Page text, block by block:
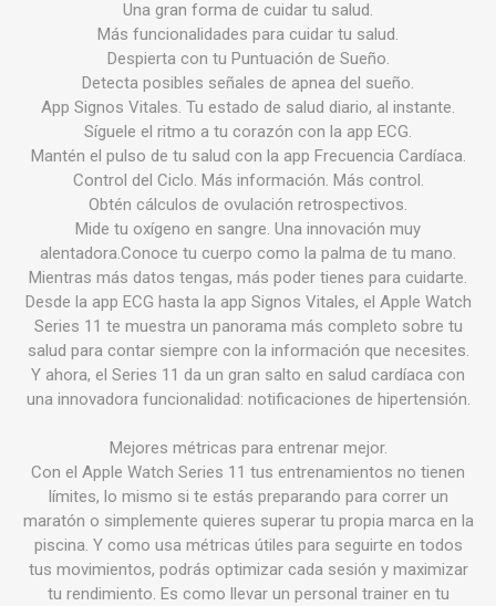
Una gran forma de cuidar tu salud.
Más funcionalidades para cuidar tu salud.
Despierta con tu Puntuación de Sueño.
Detecta posibles señales de apnea del sueño.
App Signos Vitales. Tu estado de salud diario, al instante.
Síguele el ritmo a tu corazón con la app ECG.
Mantén el pulso de tu salud con la app Frecuencia Cardíaca.
Control del Ciclo. Más información. Más control.
Obtén cálculos de ovulación retrospectivos.
Mide tu oxígeno en sangre. Una innovación muy
alentadora.Conoce tu cuerpo como la palma de tu mano.
Mientras más datos tengas, más poder tienes para cuidarte.
Desde la app ECG hasta la app Signos Vitales, el Apple Watch
Series 11 te muestra un panorama más completo sobre tu
salud para contar siempre con la información que necesites.
Y ahora, el Series 11 da un gran salto en salud cardíaca con
una innovadora funcionalidad: notificaciones de hipertensión.
Mejores métricas para entrenar mejor.
Con el Apple Watch Series 11 tus entrenamientos no tienen
límites, lo mismo si te estás preparando para correr un
maratón o simplemente quieres superar tu propia marca en la
piscina. Y como usa métricas útiles para seguirte en todos
tus movimientos, podrás optimizar cada sesión y maximizar
tu rendimiento. Es como llevar un personal trainer en tu